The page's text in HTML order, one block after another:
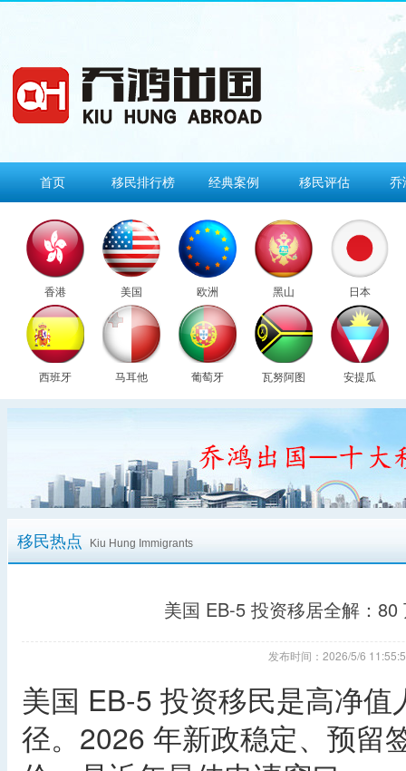
首页 移民排行榜 经典案例 移民评估 乔
香港 美国 欧洲 黑山 日本
西班牙 马耳他 葡萄牙 瓦努阿图 安提瓜
移民热点 Kiu Hung Immigrants
美国 EB-5 投资移居全解：
发布时间：2026/5/6
美国 EB-5 投资移民是高净
径。2026 年新政稳定、预留